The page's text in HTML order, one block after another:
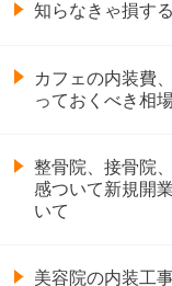
知らなきゃ損す
カフェの内装費
っておくべき相
整骨院、接骨院
感ついて新規開
いて
美容院の内装工